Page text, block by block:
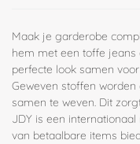
Maak je garderobe
hem met een toffe jeans
perfecte look samen
Geweven stoffen
samen te weven. Dit
JDY is een
van betaalbare items